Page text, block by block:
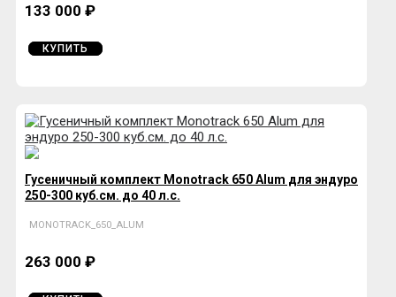
133 000 ₽
КУПИТЬ
Гусеничный комплект Monotrack 650 Alum для эндуро
250-300 куб.см. до 40 л.с.
MONOTRACK_650_ALUM
263 000 ₽